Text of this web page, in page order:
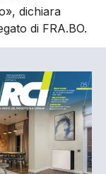
dichiara
di FRA.BO.